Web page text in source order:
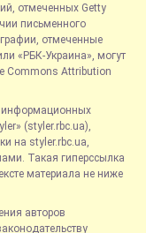
отмеченных Getty
письменного
отмеченные
«РБК-Украина», могут
Commons Attribution
информационных
(styler.rbc.ua),
на styler.rbc.ua,
Такая гиперссылка
материала не ниже
авторов